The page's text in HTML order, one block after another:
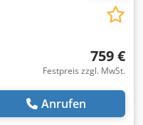
759 €
Festpreis zzgl. MwSt.
Anrufen